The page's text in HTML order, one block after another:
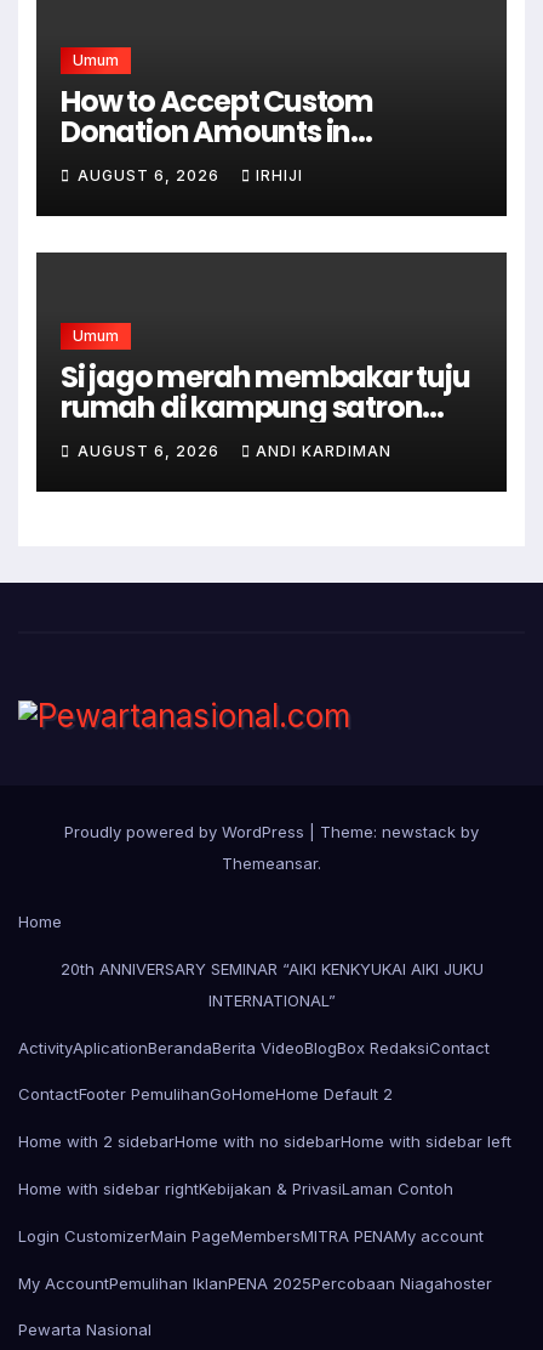
Umum
How to Accept Custom
Donation Amounts in
WordPress with Stripe
AUGUST 6, 2026 IRHIJI
Umum
Si jago merah membakar tuju
rumah di kampung satron
sodonghilir .
AUGUST 6, 2026 ANDI KARDIMAN
Proudly powered by WordPress
Theme: newstack by
Themeansar.
Home
20th ANNIVERSARY SEMINAR “AIKI KENKYUKAI AIKI JUKU
INTERNATIONAL”
ActivityAplicationBerandaBerita VideoBlogBox RedaksiContact
ContactFooter PemulihanGoHomeHome Default 2
Home with 2 sidebarHome with no sidebarHome with sidebar left
Home with sidebar rightKebijakan & PrivasiLaman Contoh
Login CustomizerMain PageMembersMITRA PENAMy account
My AccountPemulihan IklanPENA 2025Percobaan Niagahoster
Pewarta Nasional